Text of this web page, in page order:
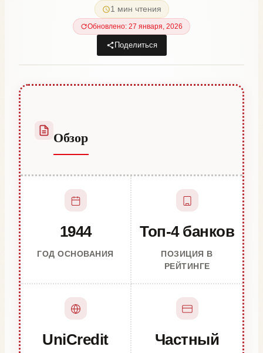
1 мин чтения
Обновлено: 27 января, 2026
Поделиться
Обзор
1944
ГОД ОСНОВАНИЯ
Топ-4 банков
ПОЗИЦИЯ В
РЕЙТИНГЕ
UniCredit
Частный